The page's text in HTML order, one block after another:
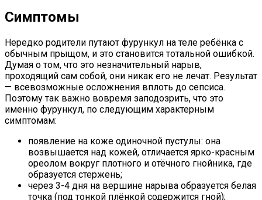
Симптомы
Нередко родители путают фурункул на теле ребёнка с
обычным прыщом, и это становится тотальной ошибкой.
Думая о том, что это незначительный нарыв,
проходящий сам собой, они никак его не лечат. Результат
— всевозможные осложнения вплоть до сепсиса.
Поэтому так важно вовремя заподозрить, что это
именно фурункул, по следующим характерным
симптомам:
появление на коже одиночной пустулы: она
возвышается над кожей, отличается ярко-красным
ореолом вокруг плотного и отёчного гнойника, где
образуется стержень;
через 3-4 дня на вершине нарыва образуется белая
точка (под тонкой плёнкой содержится гной);